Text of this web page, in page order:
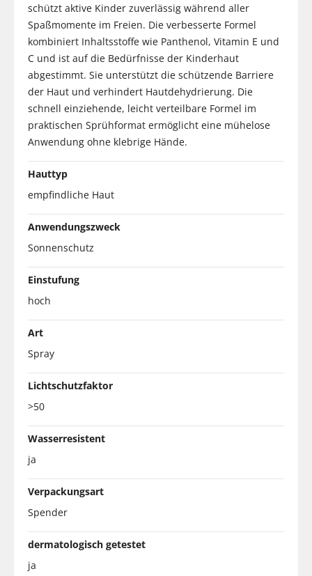
schützt aktive Kinder zuverlässig während aller
Spaßmomente im Freien. Die verbesserte Formel
kombiniert Inhaltsstoffe wie Panthenol, Vitamin E und
C und ist auf die Bedürfnisse der Kinderhaut
abgestimmt. Sie unterstützt die schützende Barriere
der Haut und verhindert Hautdehydrierung. Die
schnell einziehende, leicht verteilbare Formel im
praktischen Sprühformat ermöglicht eine mühelose
Anwendung ohne klebrige Hände.
Hauttyp
empfindliche Haut
Anwendungszweck
Sonnenschutz
Einstufung
hoch
Art
Spray
Lichtschutzfaktor
>50
Wasserresistent
ja
Verpackungsart
Spender
dermatologisch getestet
ja